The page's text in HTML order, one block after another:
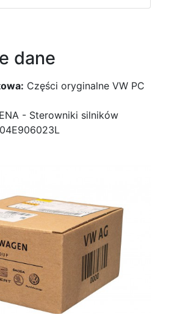
dane
Części oryginalne VW PC
ENA - Sterowniki silników
04E906023L